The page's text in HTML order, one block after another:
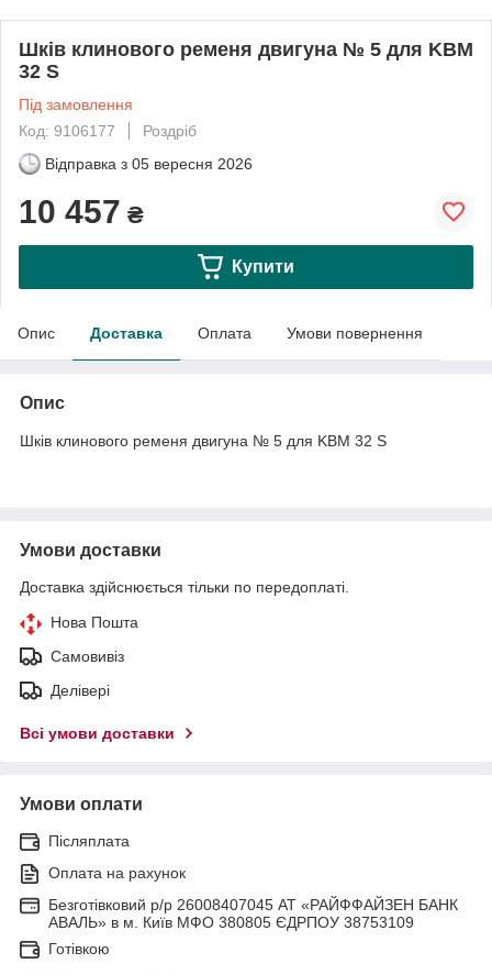
Шків клинового ременя двигуна № 5 для KBM
32 S
Під замовлення
Код: 9106177
Роздріб
Відправка з 05 вересня 2026
10 457 ₴
Купити
Опис Доставка Оплата Умови повернення
Опис
Шків клинового ременя двигуна № 5 для KBM 32 S
Умови доставки
Доставка здійснюється тільки по передоплаті.
Нова Пошта
Самовивіз
Делівері
Всі умови доставки
Умови оплати
Післяплата
Оплата на рахунок
Безготівковий р/р 26008407045 АТ «РАЙФФАЙЗЕН БАНК
АВАЛЬ» в м. Київ МФО 380805 ЄДРПОУ 38753109
Готівкою